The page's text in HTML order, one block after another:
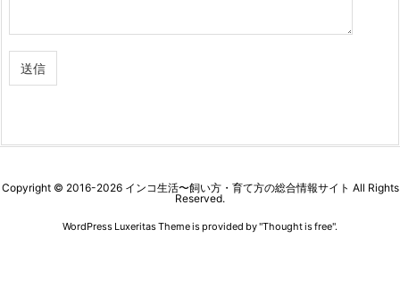
Copyright © 2016-2026 インコ生活〜飼い方・育て方の総合情報サイト All Rights
Reserved.
WordPress Luxeritas Theme is provided by "Thought is free".